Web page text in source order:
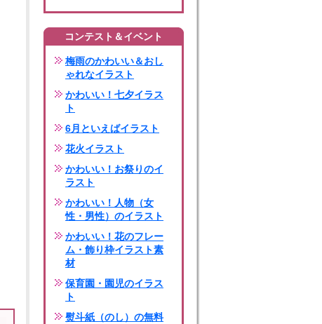
コンテスト＆イベント
梅雨のかわいい＆おし
ゃれなイラスト
かわいい！七夕イラス
ト
6月といえばイラスト
花火イラスト
かわいい！お祭りのイ
ラスト
かわいい！人物（女
性・男性）のイラスト
かわいい！花のフレー
ム・飾り枠イラスト素
材
保育園・園児のイラス
ト
熨斗紙（のし）の無料